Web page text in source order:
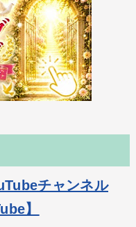
チャンネル
】